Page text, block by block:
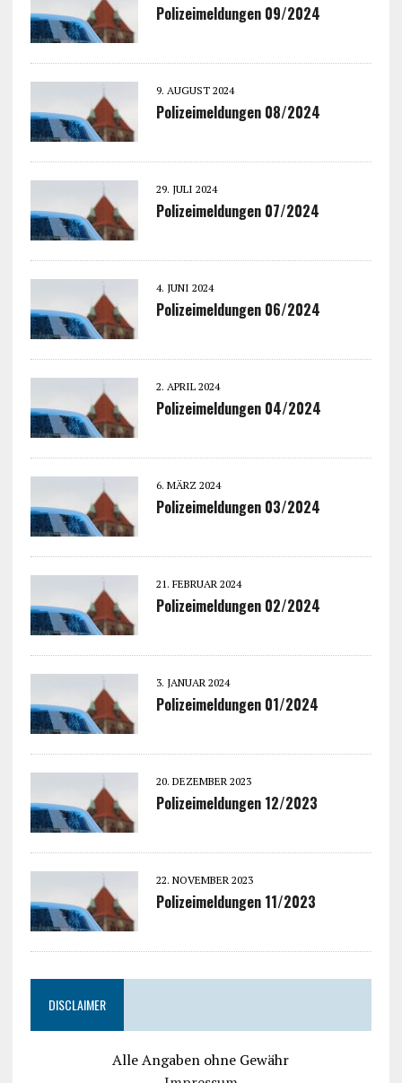
Polizeimeldungen 09/2024
9. AUGUST 2024
Polizeimeldungen 08/2024
29. JULI 2024
Polizeimeldungen 07/2024
4. JUNI 2024
Polizeimeldungen 06/2024
2. APRIL 2024
Polizeimeldungen 04/2024
6. MÄRZ 2024
Polizeimeldungen 03/2024
21. FEBRUAR 2024
Polizeimeldungen 02/2024
3. JANUAR 2024
Polizeimeldungen 01/2024
20. DEZEMBER 2023
Polizeimeldungen 12/2023
22. NOVEMBER 2023
Polizeimeldungen 11/2023
DISCLAIMER
Alle Angaben ohne Gewähr